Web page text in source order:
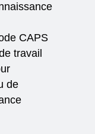
CAPS
travail
de